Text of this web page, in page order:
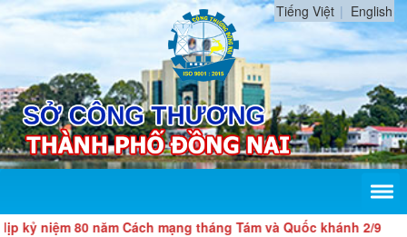
Tiếng Việt English
80 năm Cách mạng tháng Tám và Quốc khánh 2/9